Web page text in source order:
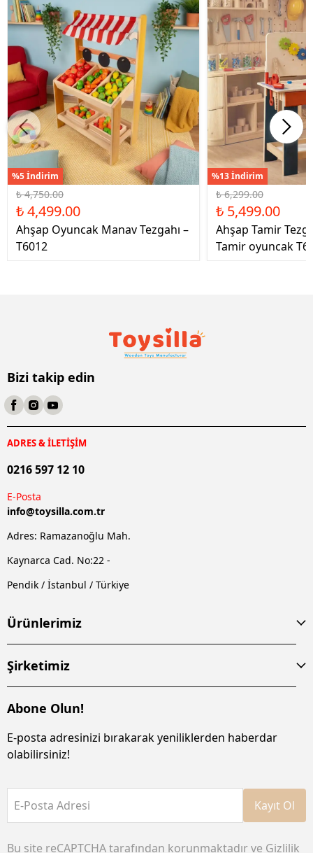
%5 İndirim
₺ 4,750.00
₺ 4,499.00
Ahşap Oyuncak Manav Tezgahı –
T6012
%13 İndirim
₺ 6,299.00
₺ 5,499.00
Ahşap Tamir
Tamir oyuncak
Bizi takip edin
ADRES & İLETİŞİM
0216 597 12 10
E-Posta
info@toysilla.com.tr
Adres: Ramazanoğlu Mah.
Kaynarca Cad. No:22 -
Pendik / İstanbul / Türkiye
Ürünlerimiz
Şirketimiz
Abone Olun!
E-posta adresinizi bırakarak yeniliklerden haberdar
olabilirsiniz!
E-Posta Adresi Kayıt Ol
Bu site reCAPTCHA tarafından korunmaktadır ve Gizlilik